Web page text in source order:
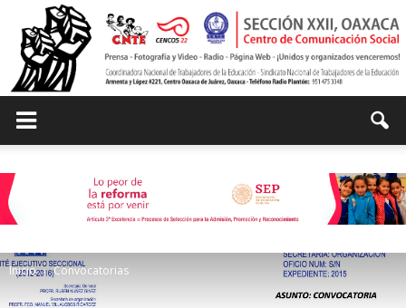
de
Comunicación
Inicio Convocatorias